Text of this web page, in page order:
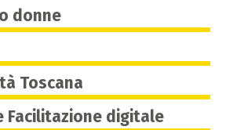
donne
Toscana
Facilitazione digitale